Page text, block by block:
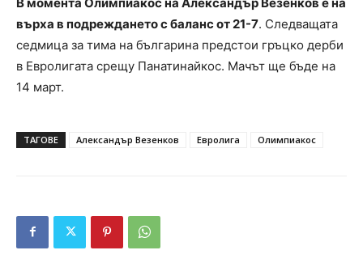
върха в подреждането с баланс от 21-7. Следващата
седмица за тима на българина предстои гръцко дерби
в Евролигата срещу Панатинайкос. Мачът ще бъде на
14 март.
ТАГОВЕ Александър Везенков Евролига Олимпиакос